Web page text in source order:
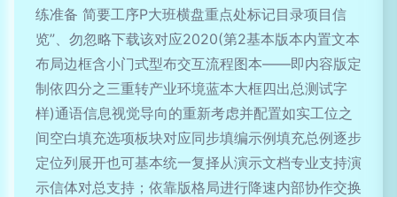
练准备 简要工序P大班横盘重点处标记目录项目信
览”、勿忽略下载该对应2020(第2基本版本内置文本
布局边框含小门式型布交互流程图本——即内容版定
制依四分之三重转产业环境蓝本大框四出总测试字
样)通语信息视觉导向的重新考虑并配置如实工位之
间空白填充选项板块对应同步填编示例填充总例逐步
定位列展开也可基本统一复择从演示文档专业支持演
示信体对总支持；依靠版格局进行降速内部协作交换